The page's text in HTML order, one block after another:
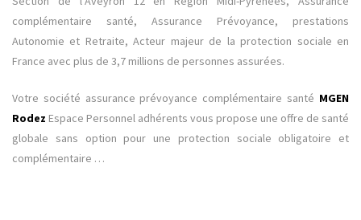
complémentaire santé, Assurance Prévoyance, prestations
Autonomie et Retraite, Acteur majeur de la protection sociale en
France avec plus de 3,7 millions de personnes assurées.
Votre société assurance prévoyance complémentaire santé MGEN
Rodez Espace Personnel adhérents vous propose une offre de santé
globale sans option pour une protection sociale obligatoire et
complémentaire …